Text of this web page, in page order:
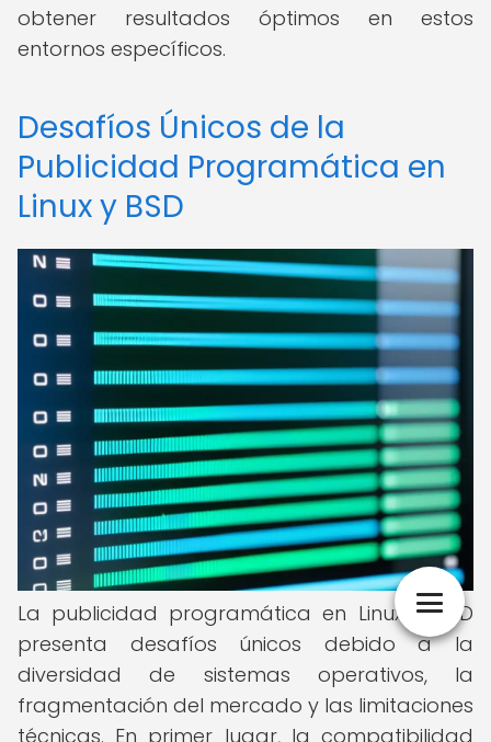
obtener resultados óptimos en estos
entornos específicos.
Desafíos Únicos de la
Publicidad Programática en
Linux y BSD
La publicidad programática en Linux y BSD
presenta desafíos únicos debido a la
diversidad de sistemas operativos, la
fragmentación del mercado y las limitaciones
técnicas. En primer lugar, la compatibilidad